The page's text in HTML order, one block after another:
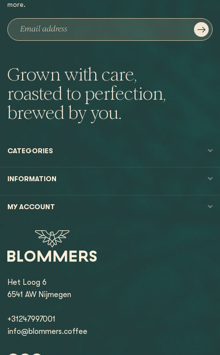
Grown with care,
roasted to perfection,
brewed by you.
more.
CATEGORIES
INFORMATION
MY ACCOUNT
Het Loog 6
6541 AW Nijmegen
+31247997001
info@blommers.coffee